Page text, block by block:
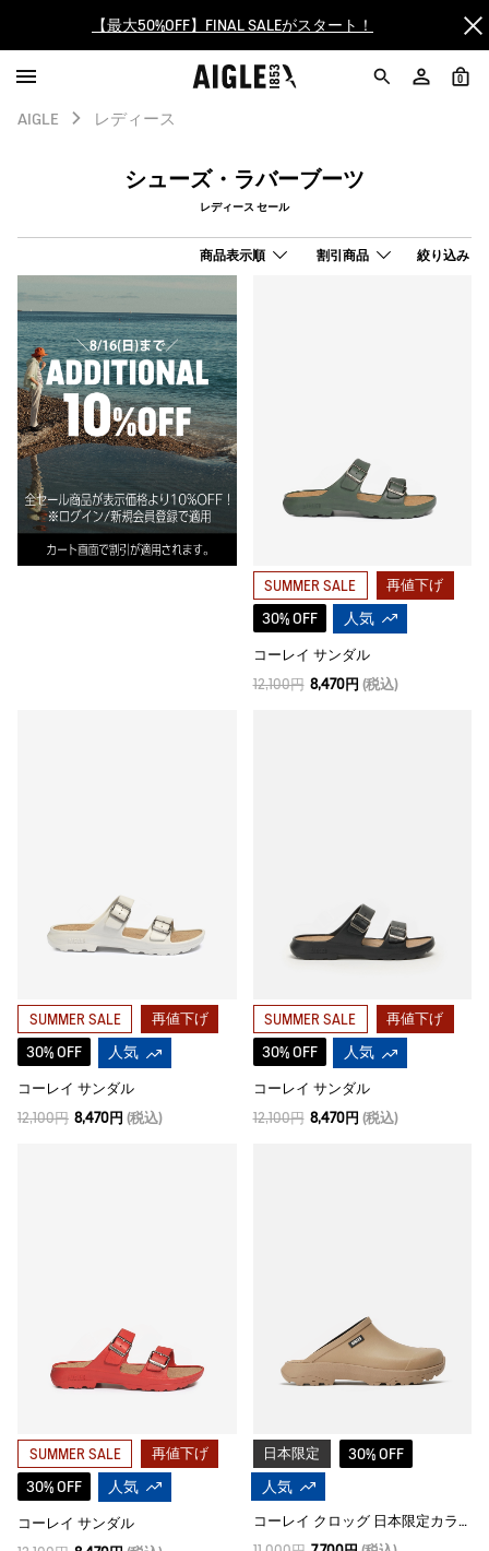
ログイン/会員登録で送料＆返品無料
AIGLE CLUB ポイントサービス終了のお知らせ
【8/16まで】セール品がさらに10%OFF！
【最大50%OFF】FINAL SALEがスタート！
AIGLE CLUB ポイントサービス終了のお知らせ
0
AIGLE レディース
シューズ・ラバーブーツ
レディース セール
商品表示順 割引商品 絞り込み
SUMMER SALE 再値下げ
30% OFF 人気
コーレイ サンダル
12,100円 8,470円 (税込)
SUMMER SALE 再値下げ
30% OFF 人気
コーレイ サンダル
12,100円 8,470円 (税込)
SUMMER SALE 再値下げ
30% OFF 人気
コーレイ サンダル
12,100円 8,470円 (税込)
SUMMER SALE 再値下げ
30% OFF 人気
コーレイ サンダル
日本限定
30% OFF
人気
コーレイ クロッグ 日本限定カラー